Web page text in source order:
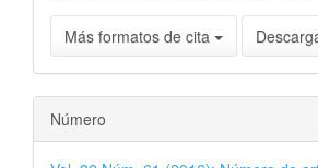
Más formatos de cita
Número